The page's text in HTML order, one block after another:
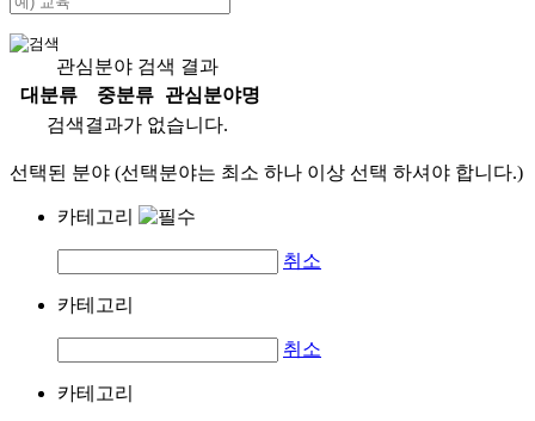
관심분야 검색 결과
대분류
중분류
관심분야명
검색결과가 없습니다.
선택된 분야 (선택분야는 최소 하나 이상 선택 하셔야 합니다.)
카테고리
취소
카테고리
취소
카테고리